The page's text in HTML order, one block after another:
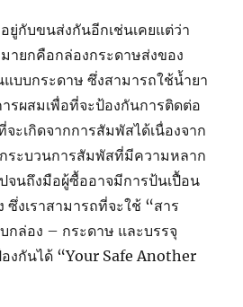
กลิ่น
หอม
ยู่กับขนส่งกันอีกเช่นเคยแต่ว่า
ายกคือกล่องกระดาษส่งของ
บบกระดาษ ซึ่งสามารถใช้น้ำยา
รผสมเพื่อที่จะป้องกันการติดต่อ
ะเกิดจากการสัมพัสได้เนื่องจาก
ระบวนการสัมพัสที่มีความหลาก
จนถึงมือผู้ซื้ออาจมีการป้นเปื้อน
ซึ่งเราสามารถที่จะใช้ “สาร
กล่อง – กระดาษ และบรรจุ
กันได้ “Your Safe Another